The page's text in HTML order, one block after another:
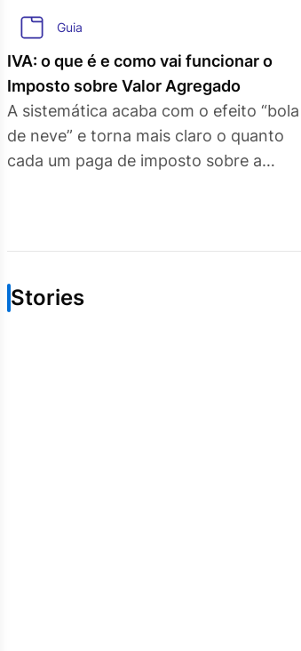
Guia
IVA: o que é e como vai funcionar o
Imposto sobre Valor Agregado
A sistemática acaba com o efeito “bola
de neve” e torna mais claro o quanto
cada um paga de imposto sobre a
Stories